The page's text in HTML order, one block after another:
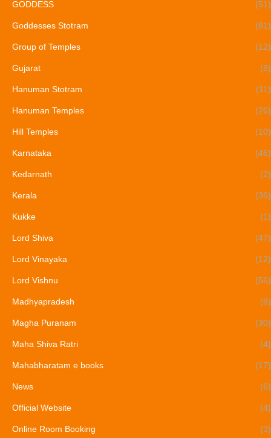
GODDESS (51)
Goddesses Stotram (81)
Group of Temples (12)
Gujarat (8)
Hanuman Stotram (11)
Hanuman Temples (26)
Hill Temples (10)
Karnataka (46)
Kedarnath (2)
Kerala (36)
Kukke (1)
Lord Shiva (47)
Lord Vinayaka (12)
Lord Vishnu (56)
Madhyapradesh (8)
Magha Puranam (30)
Maha Shiva Ratri (4)
Mahabharatam e books (17)
News (6)
Official Website (4)
Online Room Booking (3)